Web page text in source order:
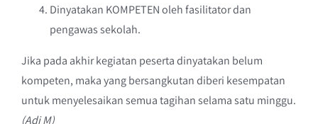
Dinyatakan KOMPETEN oleh fasilitator dan
pengawas sekolah.
Jika pada akhir kegiatan peserta dinyatakan belum
kompeten, maka yang bersangkutan diberi kesempatan
untuk menyelesaikan semua tagihan selama satu minggu.
(Adi M)